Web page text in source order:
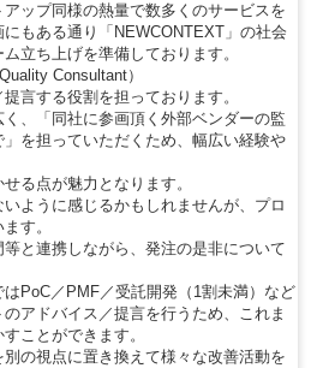
ップ同様の熱量で数多くのサービスを
もある通り「NEWCONTEXT」の社会
立ち上げを準備しております。
Consultant）
言する役割を担っております。
、「同社に参画頂く外部ベンダーの監
を担っていただくため、幅広い経験や
る点が魅力となります。
ように感じるかもしれませんが、プロ
す。
と連携しながら、発注の是非について
はPoC／PMF／受託開発（1割未満）など
アドバイス／提言を行うため、これま
ことができます。
の視点に置き換えて様々な改善活動を